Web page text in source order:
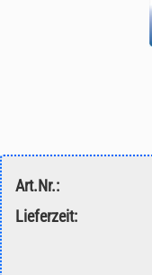
Art.Nr.:
Lieferzeit: